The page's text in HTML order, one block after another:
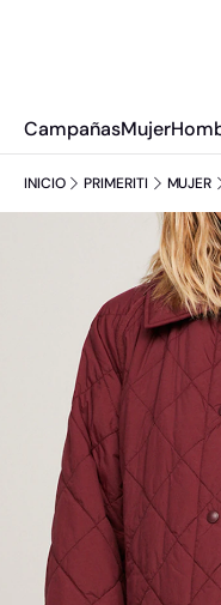
CampañasMujer
INICIO PRIMERITI MUJER